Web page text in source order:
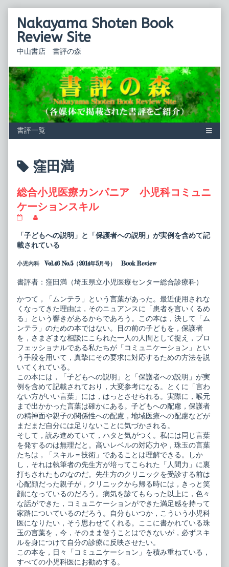
contentNakayama Shoten Book
Review Site
中山書店 書評の森
Posts
tagged
窪田満
総合小児医療カンパニア 小児科コミュニ
ケーションスキル
小
児
医
カ
パ
ニ
小
児
科
コ
ミ
ュ
ニ
ケ
ー
シ
ョ
ン
ス
ル
published
on
posts
by
the
of
小
医
療
カ
パ
ニ
ア
小
児
科
コ
ミ
ュ
ニ
ケ
ー
シ
ン
ス
キ
ル,
「子どもへの説明」と「保護者への説明」が実例を含めて記
載されている
小児内科 Vol.46 No.5（2014年5月号） Book Review
書評者：窪田満（埼玉県立小児医療センター総合診療科）
かつて，「ムンテラ」という言葉があった。最近使用されな
くなってきた理由は，そのニュアンスに「患者を言いくるめ
る」という響きがあるからであろう。この本は，決して「ム
ンテラ」のための本ではない。目の前の子どもを，保護者
を，さまざまな相談にこられた一人の人間として捉え，プロ
フェッショナルである私たちが「コミュニケーション」とい
う手段を用いて，真摯にその要求に対応するための方法を説
いてくれている。
この本には，「子どもへの説明」と「保護者への説明」が実
例を含めて記載されており，大変参考になる。とくに「言わ
ない方がいい言葉」には，はっとさせられる。実際に，喉元
まで出かかった言葉は確かにある。子どもへの配慮，保護者
の精神面や親子の関係性への配慮，地域医療への配慮などが
まだまだ自分には足りないことに気づかされる。
そして，読み進めていて，ハタと気がつく。私には同じ言葉
を発するのは無理だと。高いレベルの対応力や，珠玉の言葉
たちは，「スキル＝技術」であることは理解できる。しか
し，それは執筆者の先生方が培ってこられた「人間力」に裏
打ちされたものなのだ。先生方のクリニックを受診する前は
心配顔だった親子が，クリニックから帰る時には，きっと笑
顔になっているのだろう。病気を診てもらった以上に，色々
な話ができた，コミュニケーションができた満足感を持って
家路についているのだろう。自分もいつか，こういう小児科
医になりたい，そう思わせてくれる。ここに書かれている珠
玉の言葉を，今，そのまま使うことはできないが，必ずスキ
ルを身につけて自分の診療に反映させたい。
この本を，日々「コミュニケーション」を積み重ねている，
すべての小児科医にお勧めする。